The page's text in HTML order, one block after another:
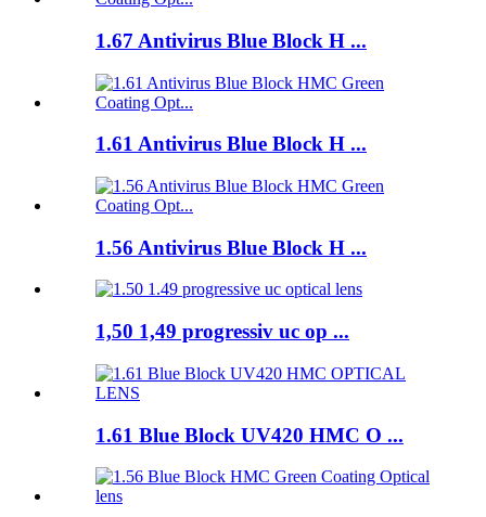
1.67 Antivirus Blue Block H ...
1.61 Antivirus Blue Block H ...
1.56 Antivirus Blue Block H ...
1,50 1,49 progressiv uc op ...
1.61 Blue Block UV420 HMC O ...